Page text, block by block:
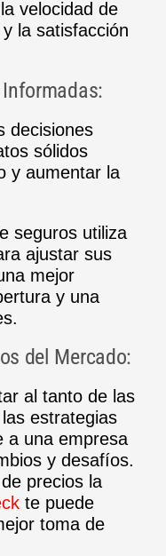
velocidad de
la satisfacción
decisiones
sólidos
y aumentar la
seguros utiliza
ajustar sus
mejor
y una
del Mercado:
al tanto de las
estrategias
a una empresa
y desafíos.
precios la
te puede
toma de